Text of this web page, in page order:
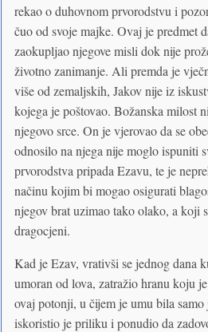
rekao o duhovnom prvorodstvu i
čuo od svoje majke. Ovaj je predmet
zaokupljao njegove misli dok nije
životno zanimanje. Ali premda je
više od zemaljskih, Jakov nije iz
kojega je poštovao. Božanska milost
njegovo srce. On je vjerovao da se
odnosilo na njega nije moglo ispuniti
prvorodstva pripada Ezavu, te je
načinu kojim bi mogao osigurati
njegov brat uzimao tako olako, a koji
dragocjeni.
Kad je Ezav, vrativši se jednog dana
umoran od lova, zatražio hranu koju
ovaj potonji, u čijem je umu bila samo
iskoristio je priliku i ponudio da